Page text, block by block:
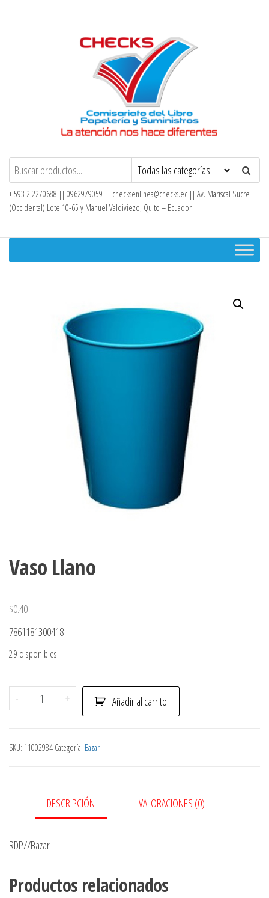
Checks – Tienda en Línea
+ 593 2 2270688 || 0962979059 || checksenlinea@checks.ec || Av. Mariscal Sucre
(Occidental) Lote 10-65 y Manuel Valdiviezo, Quito – Ecuador
Vaso Llano
$0.40
7861181300418
29 disponibles
-
Vaso
Llano
+ Añadir al carrito
SKU: 11002984 Categoría: Bazar
DESCRIPCIÓN VALORACIONES (0)
RDP//Bazar
Productos relacionados